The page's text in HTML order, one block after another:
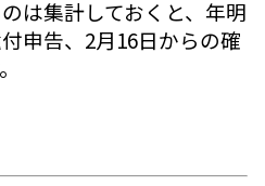
は集計しておくと、年明
申告、2月16日からの確